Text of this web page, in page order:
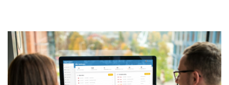
ZOEKEN OP DE WEBSITE
CONTACT